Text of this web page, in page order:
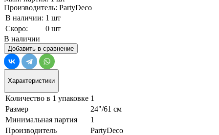
Производитель: PartyDeco
В наличии: 1 шт
Скоро:
0 шт
В наличии
Добавить в сравнение
Характеристики
Количество в 1 упаковке 1
Размер
24"/61 см
Минимальная партия
1
Производитель
PartyDeco